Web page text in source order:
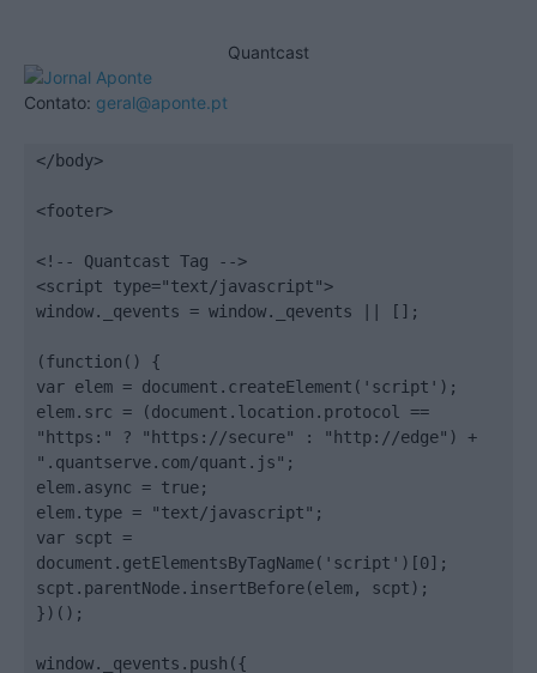
Quantcast
Contato: geral@aponte.pt
</body>
<footer>
<!-- Quantcast Tag -->
<script type="text/javascript">
window._qevents = window._qevents || [];
(function() {
var elem = document.createElement('script');
elem.src = (document.location.protocol ==
"https:" ? "https://secure" : "http://edge") +
".quantserve.com/quant.js";
elem.async = true;
elem.type = "text/javascript";
var scpt =
document.getElementsByTagName('script')[0];
scpt.parentNode.insertBefore(elem, scpt);
})();
window._qevents.push({